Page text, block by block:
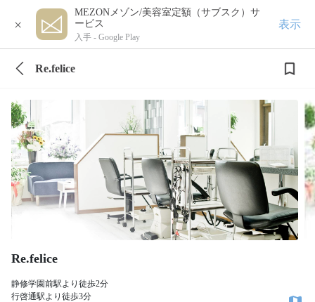
×
MEZONメゾン/美容室定額（サブスク）サ
ービス
入手 - Google Play
表示
Re.felice
Re.felice
静修学園前駅より徒歩2分
行啓通駅より徒歩3分